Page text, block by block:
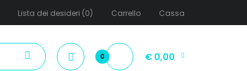
Lista dei desideri (0) Carrello Cassa
0 € 0,00